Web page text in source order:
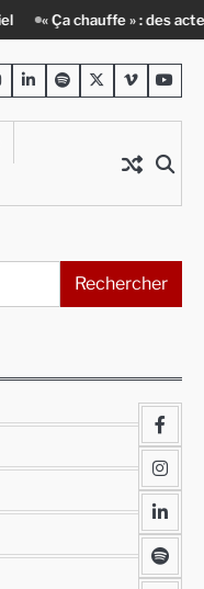
» : des acteurs du
LinkedInSpotifyTwitterViméo
Rechercher